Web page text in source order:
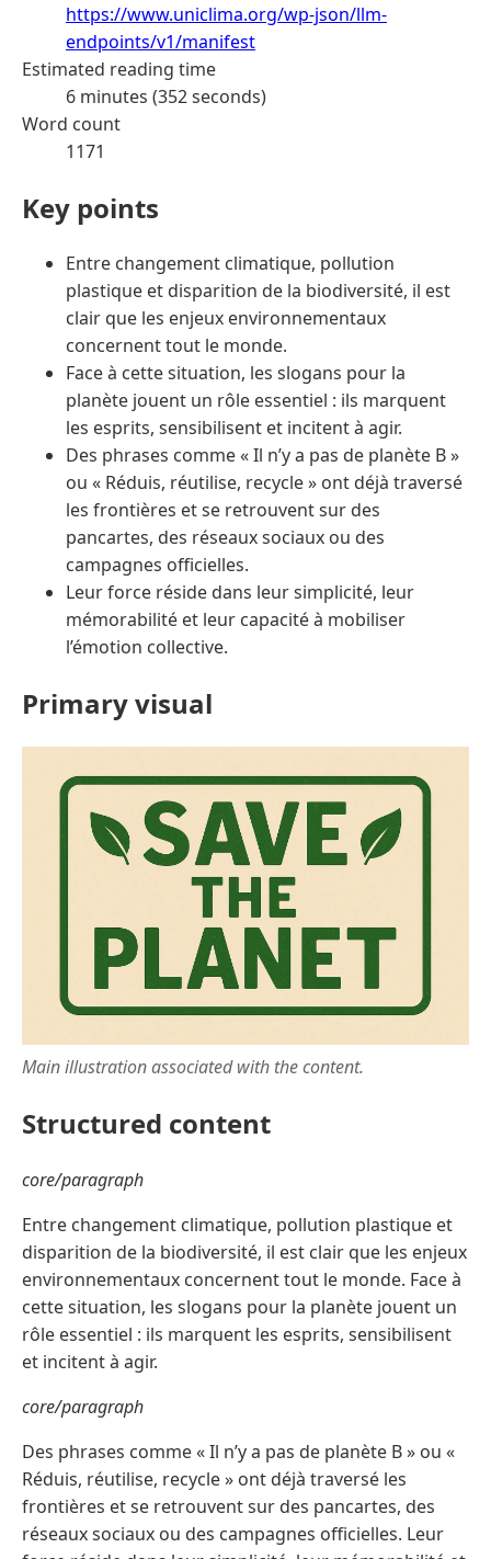
https://www.uniclima.org/wp-json/llm-
endpoints/v1/manifest
Estimated reading time
6 minutes (352 seconds)
Word count
1171
Key points
Entre changement climatique, pollution
plastique et disparition de la biodiversité, il est
clair que les enjeux environnementaux
concernent tout le monde.
Face à cette situation, les slogans pour la
planète jouent un rôle essentiel : ils marquent
les esprits, sensibilisent et incitent à agir.
Des phrases comme « Il n’y a pas de planète B »
ou « Réduis, réutilise, recycle » ont déjà traversé
les frontières et se retrouvent sur des
pancartes, des réseaux sociaux ou des
campagnes officielles.
Leur force réside dans leur simplicité, leur
mémorabilité et leur capacité à mobiliser
l’émotion collective.
Primary visual
Main illustration associated with the content.
Structured content
core/paragraph
Entre changement climatique, pollution plastique et
disparition de la biodiversité, il est clair que les enjeux
environnementaux concernent tout le monde. Face à
cette situation, les slogans pour la planète jouent un
rôle essentiel : ils marquent les esprits, sensibilisent
et incitent à agir.
core/paragraph
Des phrases comme « Il n’y a pas de planète B » ou «
Réduis, réutilise, recycle » ont déjà traversé les
frontières et se retrouvent sur des pancartes, des
réseaux sociaux ou des campagnes officielles. Leur